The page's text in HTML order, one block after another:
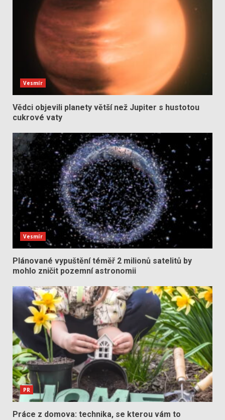
Vesmír
Vědci objevili planety větší než Jupiter s hustotou
cukrové vaty
Vesmír
Plánované vypuštění téměř 2 milionů satelitů by
mohlo zničit pozemní astronomii
PR
Práce z domova: technika, se kterou vám to